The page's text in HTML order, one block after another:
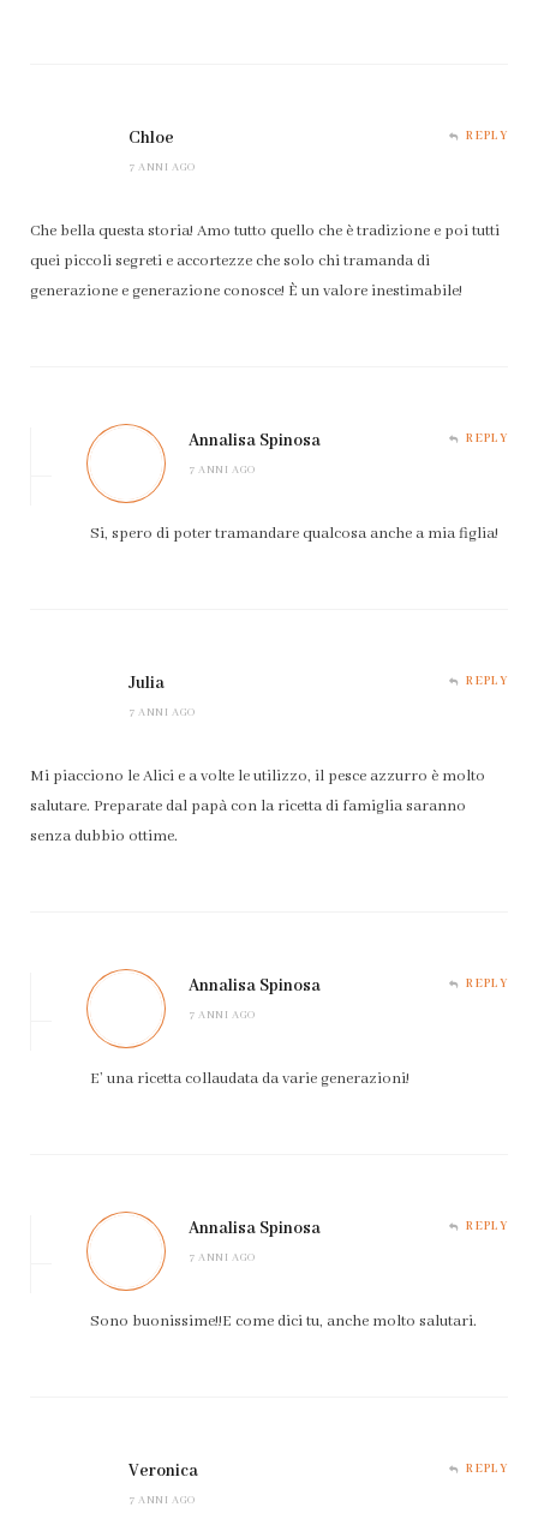
Chloe
7 ANNI AGO
REPLY
Che bella questa storia! Amo tutto quello che è tradizione e poi tutti
quei piccoli segreti e accortezze che solo chi tramanda di
generazione e generazione conosce! È un valore inestimabile!
Annalisa Spinosa
7 ANNI AGO
REPLY
Si, spero di poter tramandare qualcosa anche a mia figlia!
Julia
7 ANNI AGO
REPLY
Mi piacciono le Alici e a volte le utilizzo, il pesce azzurro è molto
salutare. Preparate dal papà con la ricetta di famiglia saranno
senza dubbio ottime.
Annalisa Spinosa
7 ANNI AGO
REPLY
E’ una ricetta collaudata da varie generazioni!
Annalisa Spinosa
7 ANNI AGO
REPLY
Sono buonissime!!E come dici tu, anche molto salutari.
Veronica
7 ANNI AGO
REPLY